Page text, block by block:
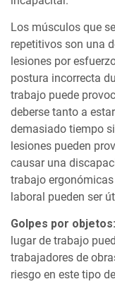
Los músculos que
repetitivos son una
lesiones por
postura incorrecta
trabajo puede
deberse tanto a
demasiado tiempo
lesiones pueden
causar una
trabajo
laboral pueden ser
Golpes por objetos:
lugar de trabajo
trabajadores de
riesgo en este tipo